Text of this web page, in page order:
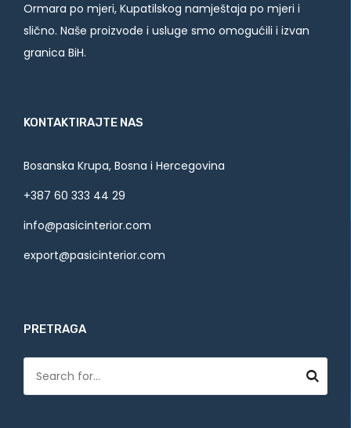
Ormara po mjeri, Kupatilskog namještaja po mjeri i
slično. Naše proizvode i usluge smo omogućili i izvan
granica BiH.
KONTAKTIRAJTE NAS
Bosanska Krupa, Bosna i Hercegovina
+387 60 333 44 29
info@pasicinterior.com
export@pasicinterior.com
PRETRAGA